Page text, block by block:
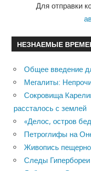
Для отправки
НЕЗНАЕМЫЕ
Общее введение
Мегалиты:
Сокровища
рассталось с землей
«Делос, остров
Петроглифы на
Живопись
Следы Гипербореи